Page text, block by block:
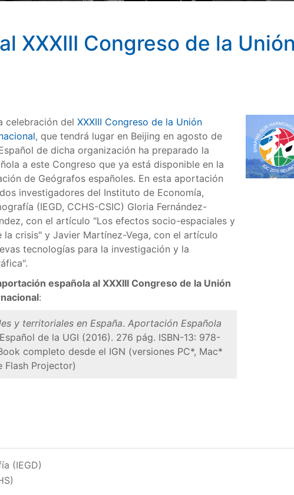
XXXIII Congreso de la
celebración del XXXIII Congreso de la Unión
, que tendrá lugar en Beijing en agosto de
de dicha organización ha preparado la
a este Congreso que ya está disponible en la
de Geógrafos españoles. En esta aportación
investigadores del Instituto de Economía,
(IEGD, CCHS-CSIC) Gloria Fernández-
con el artículo "Los efectos socio-espaciales y
la crisis" y Javier Martínez-Vega, con el artículo
tecnologías para la investigación y la
española al XXXIII Congreso de la Unión
:
y territoriales en España. Aportación Española
de la UGI (2016). 276 pág. ISBN-13: 978-
completo desde el IGN (versiones PC*, Mac*
Flash Projector)
(IEGD)